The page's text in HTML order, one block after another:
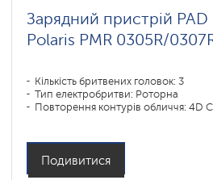
Зарядний пристрій
Polaris PMR 0305R/
Кількість бритвених головок: 3
Тип електробритви: Роторна
Повторення контурів обличчя:
Подивитися